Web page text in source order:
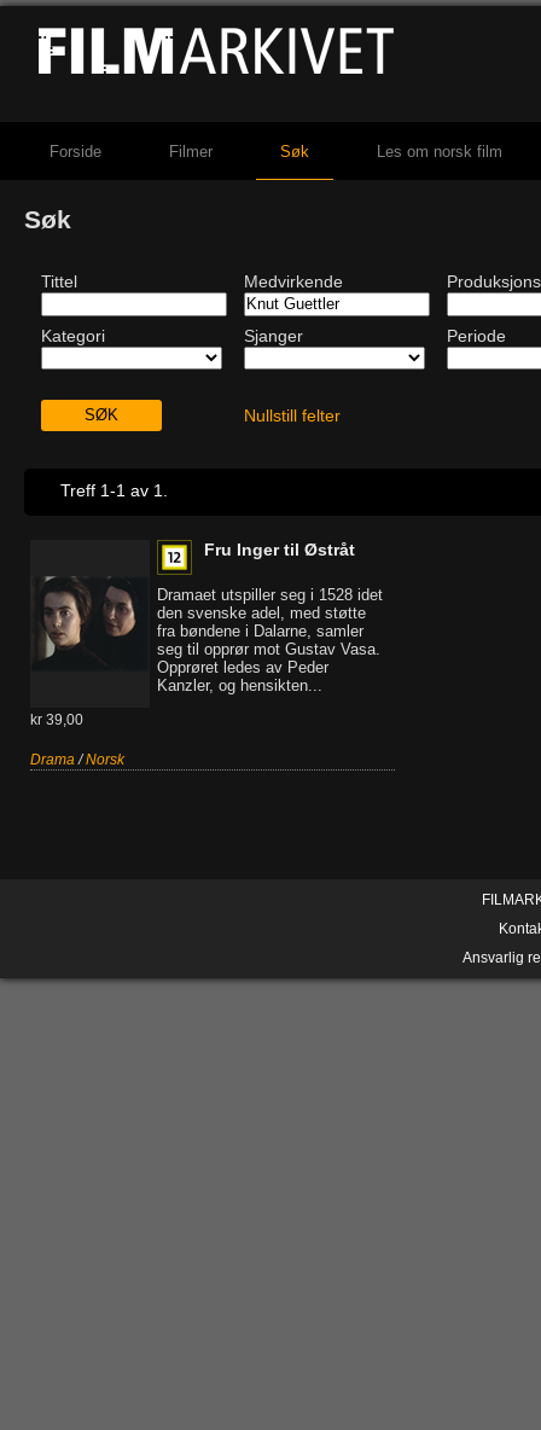
Forside Filmer Søk Les om norsk film
Søk
Tittel Medvirkende
Kategori Sjanger Periode
Nullstill felter
Treff 1-1 av 1.
Fru Inger til Østråt
Dramaet utspiller seg i 1528 idet
den svenske adel, med støtte
fra bøndene i Dalarne, samler
seg til opprør mot Gustav Vasa.
Opprøret ledes av Peder
Kanzler, og hensikten...
kr 39,00
Drama/Norsk
Ansvarlig